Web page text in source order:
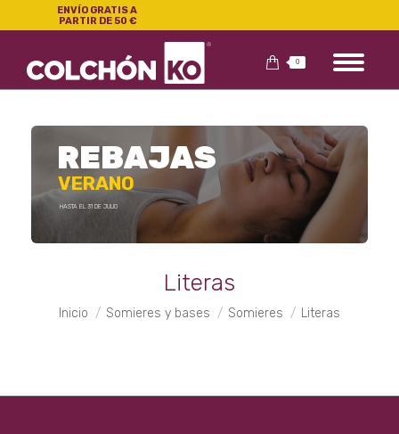
ENVÍO GRATIS A
PARTIR DE 50 €
0
VERANO
HASTA EL 31 DE JULIO
REBAJAS
Literas
Estás aquí:
Inicio Somieres y bases Somieres Literas